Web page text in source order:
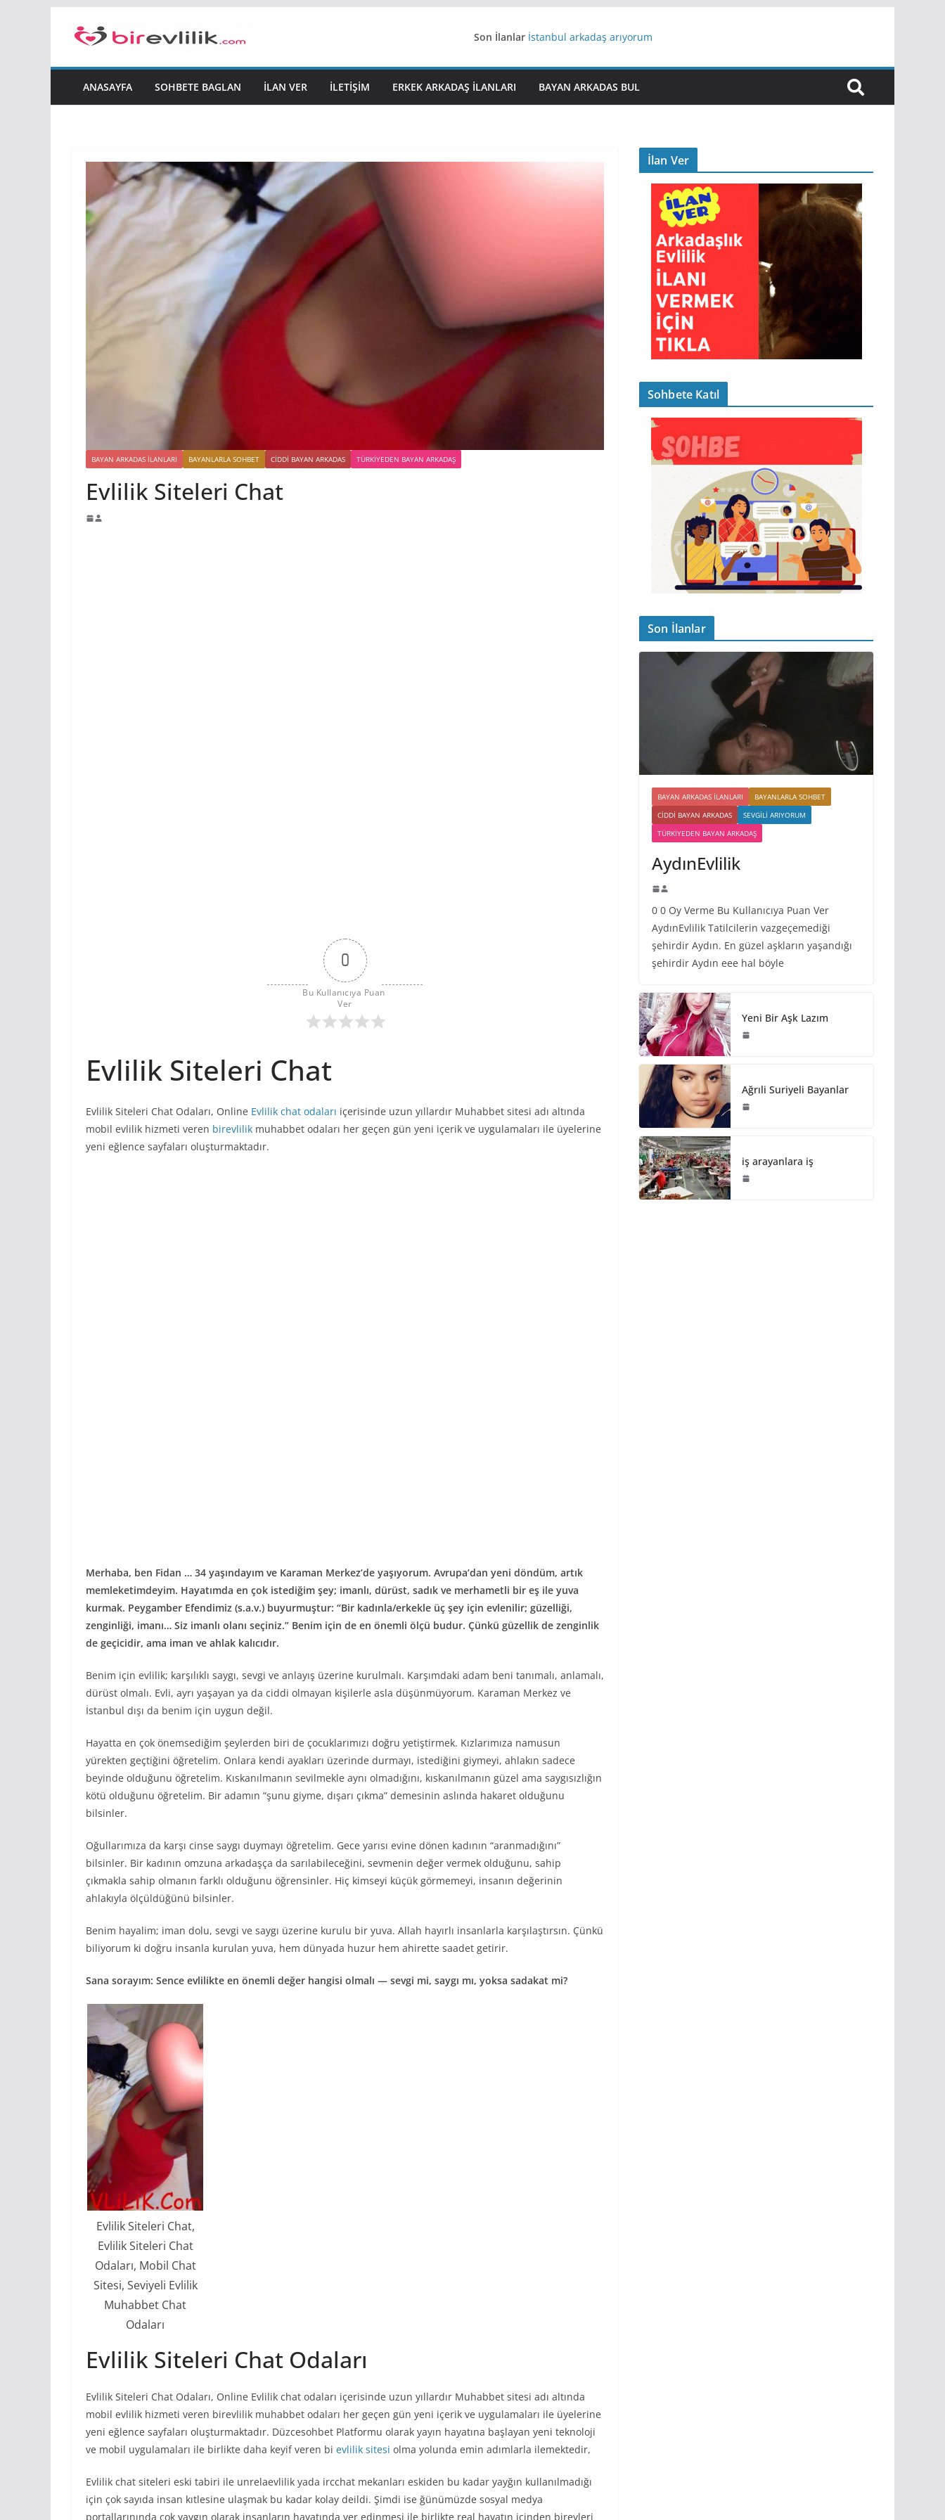
Son İlanlar İstanbul arkadaş arıyorum
Yeni Bir Aşk Lazım
iş arayanlara iş
ANASAYFA SOHBETE BAGLAN İLAN VER İLETIŞIM ERKEK ARKADAŞ ILANLARI BAYAN ARKADAS BUL
BAYAN ARKADAS ILANLARI BAYANLARLA SOHBET CIDDI BAYAN ARKADAS TÜRKIYEDEN BAYAN ARKADAŞ
Evlilik Siteleri Chat
0
Bu Kullanıcıya Puan
Ver
Evlilik Siteleri Chat
Evlilik Siteleri Chat Odaları, Online Evlilik chat odaları içerisinde uzun yıllardır Muhabbet sitesi adı altında
mobil evlilik hizmeti veren birevlilik muhabbet odaları her geçen gün yeni içerik ve uygulamaları ile üyelerine
yeni eğlence sayfaları oluşturmaktadır.
Merhaba, ben Fidan … 34 yaşındayım ve Karaman Merkez’de yaşıyorum. Avrupa’dan yeni döndüm, artık
memleketimdeyim. Hayatımda en çok istediğim şey; imanlı, dürüst, sadık ve merhametli bir eş ile yuva
kurmak. Peygamber Efendimiz (s.a.v.) buyurmuştur: “Bir kadınla/erkekle üç şey için evlenilir; güzelliği,
zenginliği, imanı… Siz imanlı olanı seçiniz.” Benim için de en önemli ölçü budur. Çünkü güzellik de zenginlik
de geçicidir, ama iman ve ahlak kalıcıdır.
Benim için evlilik; karşılıklı saygı, sevgi ve anlayış üzerine kurulmalı. Karşımdaki adam beni tanımalı, anlamalı,
dürüst olmalı. Evli, ayrı yaşayan ya da ciddi olmayan kişilerle asla düşünmüyorum. Karaman Merkez ve
İstanbul dışı da benim için uygun değil.
Hayatta en çok önemsediğim şeylerden biri de çocuklarımızı doğru yetiştirmek. Kızlarımıza namusun
yürekten geçtiğini öğretelim. Onlara kendi ayakları üzerinde durmayı, istediğini giymeyi, ahlakın sadece
beyinde olduğunu öğretelim. Kıskanılmanın sevilmekle aynı olmadığını, kıskanılmanın güzel ama saygısızlığın
kötü olduğunu öğretelim. Bir adamın “şunu giyme, dışarı çıkma” demesinin aslında hakaret olduğunu
bilsinler.
Oğullarımıza da karşı cinse saygı duymayı öğretelim. Gece yarısı evine dönen kadının “aranmadığını”
bilsinler. Bir kadının omzuna arkadaşça da sarılabileceğini, sevmenin değer vermek olduğunu, sahip
çıkmakla sahip olmanın farklı olduğunu öğrensinler. Hiç kimseyi küçük görmemeyi, insanın değerinin
ahlakıyla ölçüldüğünü bilsinler.
Benim hayalim; iman dolu, sevgi ve saygı üzerine kurulu bir yuva. Allah hayırlı insanlarla karşılaştırsın. Çünkü
biliyorum ki doğru insanla kurulan yuva, hem dünyada huzur hem ahirette saadet getirir.
Sana sorayım: Sence evlilikte en önemli değer hangisi olmalı — sevgi mi, saygı mı, yoksa sadakat mi?
Evlilik Siteleri Chat,
Evlilik Siteleri Chat
Odaları, Mobil Chat
Sitesi, Seviyeli Evlilik
Muhabbet Chat
Odaları
Evlilik Siteleri Chat Odaları
Evlilik Siteleri Chat Odaları, Online Evlilik chat odaları içerisinde uzun yıllardır Muhabbet sitesi adı altında
mobil evlilik hizmeti veren birevlilik muhabbet odaları her geçen gün yeni içerik ve uygulamaları ile üyelerine
yeni eğlence sayfaları oluşturmaktadır. Düzcesohbet Platformu olarak yayın hayatına başlayan yeni teknoloji
ve mobil uygulamaları ile birlikte daha keyif veren bi evlilik sitesi olma yolunda emin adımlarla ilemektedir,
Evlilik chat siteleri eski tabiri ile unrelaevlilik yada ircchat mekanları eskiden bu kadar yayğın kullanılmadığı
için çok sayıda insan kıtlesine ulaşmak bu kadar kolay deildi. Şimdi ise ğünümüzde sosyal medya
portallarınında çok yaygın olarak insanların hayatında yer edinmesi ile birlikte real hayatın içinden bireyleri
İlan Ver
Sohbete Katıl
Son İlanlar
BAYAN ARKADAS ILANLARI
BAYANLARLA SOHBET
CIDDI BAYAN ARKADAS
SEVGILI ARIYORUM
TÜRKIYEDEN BAYAN ARKADAŞ
AydınEvlilik
0 0 Oy Verme Bu Kullanıcıya Puan Ver
AydınEvlilik Tatilcilerin vazgeçemediği
şehirdir Aydın. En güzel aşkların yaşandığı
şehirdir Aydın eee hal böyle
Yeni Bir Aşk Lazım
Ağrıli Suriyeli Bayanlar
iş arayanlara iş